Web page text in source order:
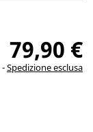
79,90 €
Spedizione esclusa